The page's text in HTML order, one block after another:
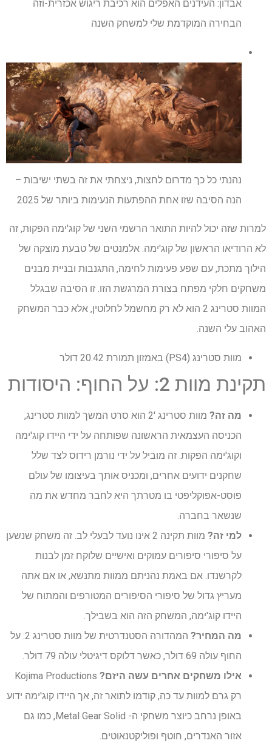
אבדון: העידנים האפלים הוא רכיבת ריגוש אכזרית-וזה
הבחירה המוקדמת שלי למשחק השנה
נהנתי כל כך מדרום לחצות, ניצחתי את זה בשתי ישיבות –
הנה הסיבה שזו אחת ההפתעות הנעימות ביותר של 2025
למרות שזה יכול להיות התואר הרשמי השני של קוג'ימה הפקות, זה
לא הרודיאו הראשון של קוג'ימה. אלמנטים של טבעת מוצקה של
הילוך מתכת, עם שפע פעימות לחימה, התגנבות ובניית מבנים
משחקים חלקי מפתח בצורת המרגשת הזו. זו הסיבה שבגלל
המוות סטרינג 2 הוא לא רק מחשמל לחלוטין, אלא כבר המשחק
האהוב עלי השנה.
מוות סטרינג (PS4) באמזון תמורת 20.42 דולר
תקינת מוות 2: על החוף: היסודות
מה זה?
מוות סטרינג '2 הוא סרט המשך למוות סטרינג,
הכניסה העצמאית הראשונה שפותחה על ידי היידו קוג'ימה
וקוג'ימה הפקות. זה מוביל על ידי נורמן רידוס לצד שלל
שחקנים ידועים אחרים, ומכניס אותך בעיצומו של עולם
פוסט-אפוקליפטי בו מטרתך היא לחבר מחדש את מה
שנשאר בחברה.
למי זה?
מוות תקינה 2 אינו נועד לבעלי לב. זה משחק שנשען
על סיפורי סיפורים עמוקים ואישיים שלוקח זמן לבנות
לקרשנדו. אם באמת נהניתם ממוות מתנשא, או אם אתה
מעריץ גדול של סיפורי הסיפורים המטורפים והמתוח של
היידו קוג'ימה, המשחק הזה הוא בשבילך.
מה המחיר?
המהדורה הסטנדרטית של מוות סטרינג 2: על
החוף עולה 69 דולר, כאשר דלוקס דיגיטלי עולה 79 דולר.
אילו משחקים אחרים עשה היזם? Kojima Productions
רק גרם למוות עד כה, קודמו לתואר זה, אך היידו קוג'ימה ידוע
באופן נרחב כיוצר משחקי ה- Metal Gear Solid, כמו גם
אזור האנדרים, חוטף ופוליקטנאוטים.